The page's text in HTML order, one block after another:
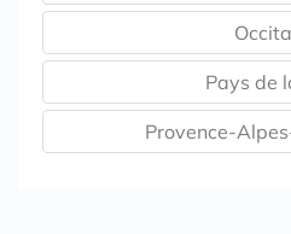
Pays de
Provence-